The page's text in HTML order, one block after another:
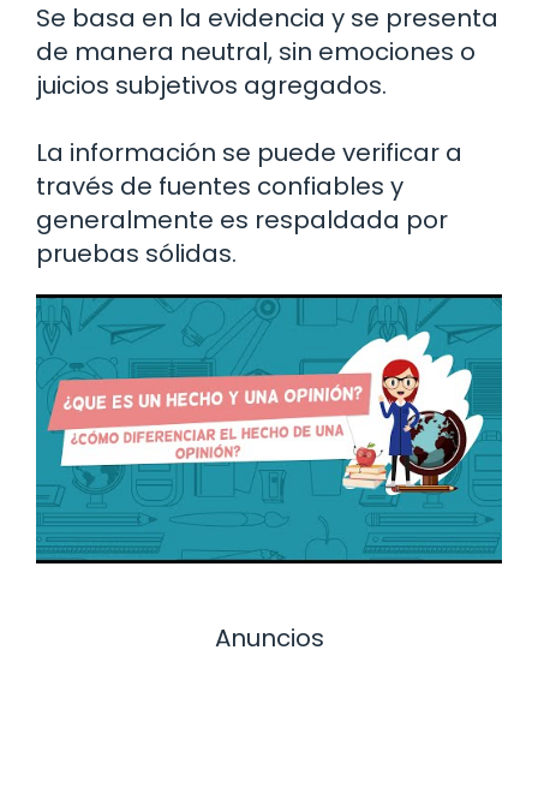
Se basa en la evidencia y se presenta
de manera neutral, sin emociones o
juicios subjetivos agregados.
La información se puede verificar a
través de fuentes confiables y
generalmente es respaldada por
pruebas sólidas.
Anuncios